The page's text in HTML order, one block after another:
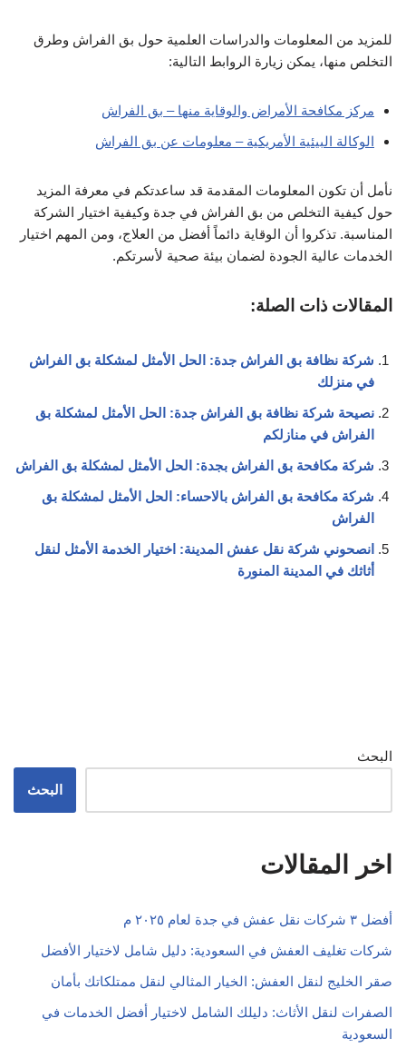
للمزيد من المعلومات والدراسات العلمية حول بق الفراش وطرق
التخلص منها، يمكن زيارة الروابط التالية:
مركز مكافحة الأمراض والوقاية منها – بق الفراش
الوكالة البيئية الأمريكية – معلومات عن بق الفراش
نأمل أن تكون المعلومات المقدمة قد ساعدتكم في معرفة المزيد
حول كيفية التخلص من بق الفراش في جدة وكيفية اختيار الشركة
المناسبة. تذكروا أن الوقاية دائماً أفضل من العلاج، ومن المهم اختيار
الخدمات عالية الجودة لضمان بيئة صحية لأسرتكم.
المقالات ذات الصلة:
شركة نظافة بق الفراش جدة: الحل الأمثل لمشكلة بق الفراش
في منزلك
نصيحة شركة نظافة بق الفراش جدة: الحل الأمثل لمشكلة بق
الفراش في منازلكم
شركة مكافحة بق الفراش بجدة: الحل الأمثل لمشكلة بق الفراش
شركة مكافحة بق الفراش بالاحساء: الحل الأمثل لمشكلة بق
الفراش
انصحوني شركة نقل عفش المدينة: اختيار الخدمة الأمثل لنقل
أثاثك في المدينة المنورة
البحث
البحث
اخر المقالات
أفضل ٣ شركات نقل عفش في جدة لعام ٢٠٢٥ م
شركات تغليف العفش في السعودية: دليل شامل لاختيار الأفضل
صقر الخليج لنقل العفش: الخيار المثالي لنقل ممتلكاتك بأمان
الصفرات لنقل الأثاث: دليلك الشامل لاختيار أفضل الخدمات في
السعودية